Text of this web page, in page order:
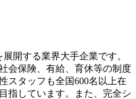
開する業界大手企業です。
会保険、有給、育休等の制度
スタッフも全国600名以上在
指しています。また、完全シ